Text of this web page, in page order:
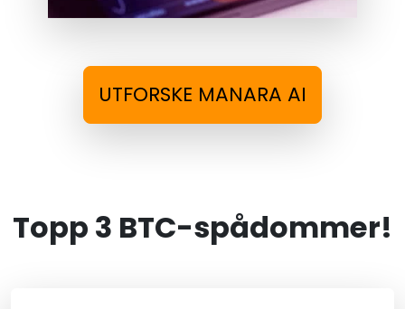
UTFORSKE MANARA AI
Topp 3 BTC-spådommer!